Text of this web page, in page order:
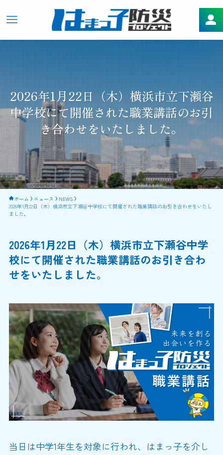
2026年1月22日（木）横浜市立下瀬谷
中学校にて開催された職業講話のお引
き合わせをいたしました。
ホーム ニュース
NEWS
2026年1月22日（木）横浜市立下瀬谷中学校にて開催された職業講話のお引き合わせをいたし
ました。
2026年1月22日（木）横浜市立下瀬谷中学
校にて開催された職業講話のお引き合わ
せをいたしました。
当日は中学1年生を対象に行われ、はまっ子を介し